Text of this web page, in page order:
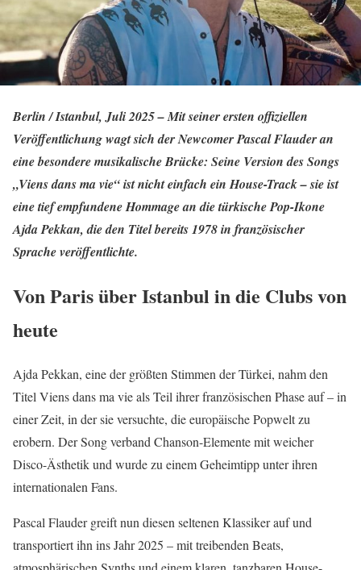
Berlin / Istanbul, Juli 2025 – Mit seiner ersten offiziellen
Veröffentlichung wagt sich der Newcomer Pascal Flauder an
eine besondere musikalische Brücke: Seine Version des Songs
„Viens dans ma vie“ ist nicht einfach ein House-Track – sie ist
eine tief empfundene Hommage an die türkische Pop-Ikone
Ajda Pekkan, die den Titel bereits 1978 in französischer
Sprache veröffentlichte.
Von Paris über Istanbul in die Clubs von
heute
Ajda Pekkan, eine der größten Stimmen der Türkei, nahm den
Titel Viens dans ma vie als Teil ihrer französischen Phase auf – in
einer Zeit, in der sie versuchte, die europäische Popwelt zu
erobern. Der Song verband Chanson-Elemente mit weicher
Disco-Ästhetik und wurde zu einem Geheimtipp unter ihren
internationalen Fans.
Pascal Flauder greift nun diesen seltenen Klassiker auf und
transportiert ihn ins Jahr 2025 – mit treibenden Beats,